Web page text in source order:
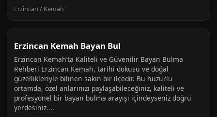
Erzincan / Kemah
Erzincan Kemah Bayan Bul
Erzincan Kemah’ta Kaliteli ve Güvenilir Bayan Bulma
Rehberi Erzincan Kemah, tarihi dokusu ve doğal
güzellikleriyle bilinen sakin bir ilçedir. Bu huzurlu
ortamda, özel anlarınızı paylaşabileceğiniz, kaliteli ve
profesyonel bir bayan bulma arayışı içindeyseniz doğru
yerdesiniz....